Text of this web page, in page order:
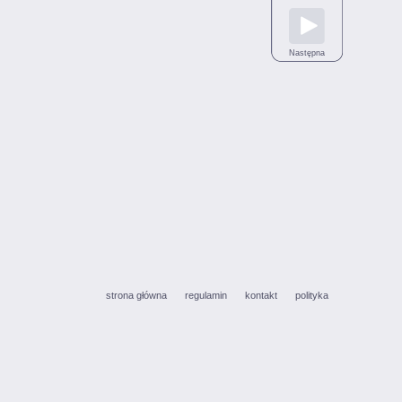
Następna
strona główna regulamin kontakt polityka